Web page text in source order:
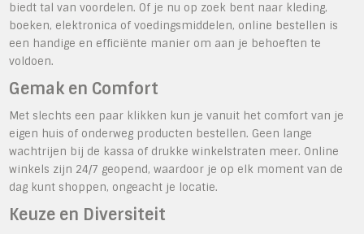
biedt tal van voordelen. Of je nu op zoek bent naar kleding,
boeken, elektronica of voedingsmiddelen, online bestellen is
een handige en efficiënte manier om aan je behoeften te
voldoen.
Gemak en Comfort
Met slechts een paar klikken kun je vanuit het comfort van je
eigen huis of onderweg producten bestellen. Geen lange
wachtrijen bij de kassa of drukke winkelstraten meer. Online
winkels zijn 24/7 geopend, waardoor je op elk moment van de
dag kunt shoppen, ongeacht je locatie.
Keuze en Diversiteit